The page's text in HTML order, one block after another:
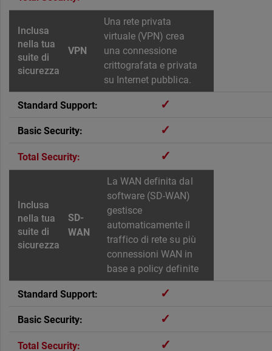
VPN
Una rete privata
virtuale (VPN) crea
una connessione
crittografata e privata
su Internet pubblica.
✓
✓
✓
SD-
WAN
La WAN definita dal
software (SD-WAN)
gestisce
automaticamente il
traffico di rete su più
connessioni WAN in
base a policy definite
✓
✓
✓